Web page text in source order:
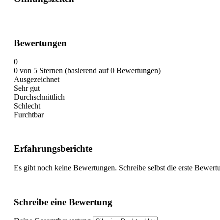
Bewertungen
0
0 von 5 Sternen (basierend auf 0 Bewertungen)
Ausgezeichnet
Sehr gut
Durchschnittlich
Schlecht
Furchtbar
Erfahrungsberichte
Es gibt noch keine Bewertungen. Schreibe selbst die erste
Schreibe eine Bewertung